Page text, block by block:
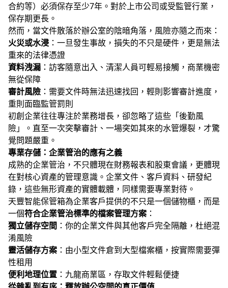
合約等）必須保存至少7年。對於上市公司或受監管行業，
保存期更長。
然而，當文件散落於辦公室的陰暗角落，風險亦隨之而來：
火災或水浸 ：一旦發生事故，損失的不只是硬件，更是無法
重來的法律憑證
資料洩漏 ：訪客隨意出入、清潔人員可輕易接觸，商業機密
無從保障
審計風險 ：需要文件時無法迅速找回，輕則影響審計進度，
重則面臨監管罰則
初創企業往往專注於業務增長，卻忽略了這些「後勤風
險」。直至一次突擊審計、一場突如其來的水管爆裂，才驚
覺問題嚴重。
專業存儲：企業管治的應有之義
成熟的企業管治，不只體現在財務報表和股東會議，更體現
在對核心資產的管理意識。企業文件、客戶資料、研發紀
錄，這些無形資產的實體載體，同樣需要專業對待。
天豐智能保管箱為企業客戶提供的不只是一個儲物櫃，而是
一個符合企業管治標準的檔案管理方案 ：
獨立儲存空間 ：你的企業文件與其他客戶完全隔離，杜絕混
淆風險
靈活儲存方案 ：由小型文件倉到大型檔案櫃，按實際需要彈
性租用
便利地理位置 ：九龍商業區，存取文件輕鬆便捷